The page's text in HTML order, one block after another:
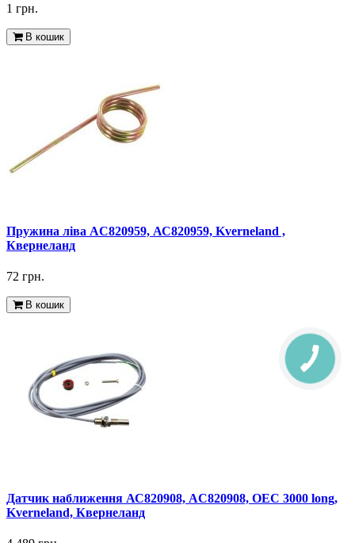
1 грн.
В кошик
Пружина ліва AC820959, АС820959, Kverneland ,
Квернеланд
72 грн.
В кошик
Датчик наближення АС820908, AC820908, OEC 3000 long,
Kverneland, Квернеланд